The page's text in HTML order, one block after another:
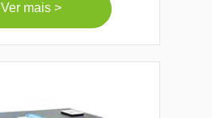
Ver mais >